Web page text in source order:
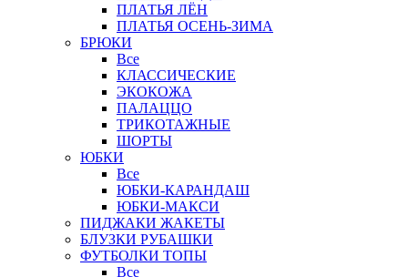
ПЛАТЬЯ ЛЁН
ПЛАТЬЯ ОСЕНЬ-ЗИМА
БРЮКИ
Все
КЛАССИЧЕСКИЕ
ЭКОКОЖА
ПАЛАЦЦО
ТРИКОТАЖНЫЕ
ШОРТЫ
ЮБКИ
Все
ЮБКИ-КАРАНДАШ
ЮБКИ-МАКСИ
ПИДЖАКИ ЖАКЕТЫ
БЛУЗКИ РУБАШКИ
ФУТБОЛКИ ТОПЫ
Все